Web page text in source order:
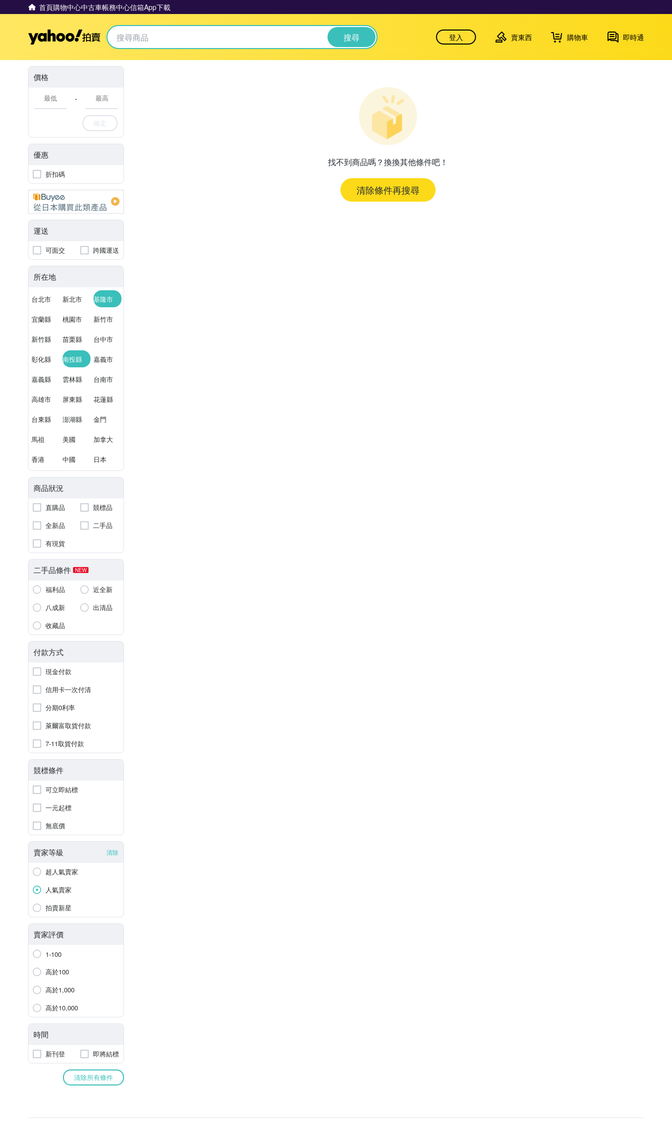
首頁購物中心中古車帳務中心信箱App下載
Yahoo拍賣 搜尋 登入 賣東西 購物車 即時通
價格
-
確定
優惠
折扣碼
運送
可面交 跨國運送
所在地
台北市 新北市 基隆市
宜蘭縣 桃園市 新竹市
新竹縣 苗栗縣 台中市
彰化縣 南投縣 嘉義市
嘉義縣 雲林縣 台南市
高雄市 屏東縣 花蓮縣
台東縣 澎湖縣 金門
馬祖 美國 加拿大
香港 中國 日本
商品狀況
直購品
競標品
全新品
二手品
有現貨
二手品條件 NEW
福利品
近全新
八成新
出清品
收藏品
付款方式
現金付款
信用卡一次付清
分期0利率
萊爾富取貨付款
7-11取貨付款
競標條件
可立即結標
一元起標
無底價
賣家等級 清除
超人氣賣家
人氣賣家
拍賣新星
賣家評價
1-100
高於100
高於1,000
高於10,000
時間
新刊登 即將結標
清除所有條件
找不到商品嗎？換換其他條件吧！
清除條件再搜尋